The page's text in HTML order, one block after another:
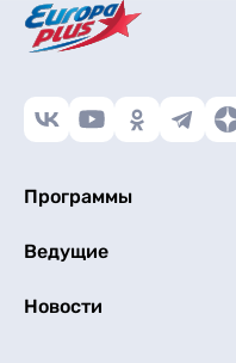
Программы
Ведущие
Новости